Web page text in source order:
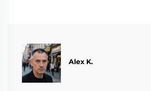
Alex K.